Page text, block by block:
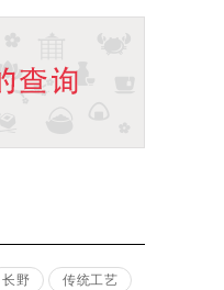
长野 传统工艺